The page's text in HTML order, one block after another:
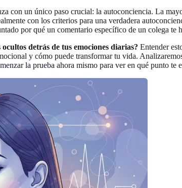
con un único paso crucial: la autoconciencia. La
con los criterios para una verdadera
por qué un comentario específico de un colega
detrás de tus emociones diarias? Entender
y cómo puede transformar tu vida.
la prueba ahora mismo para ver en qué punto te